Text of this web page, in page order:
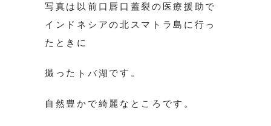
写真は以前口唇口蓋裂の医療援助で
インドネシアの北スマトラ島に行っ
たときに
撮った トバ湖 です。
自然豊かで綺麗なところです。